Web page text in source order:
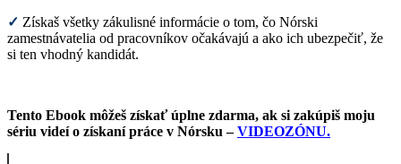
✓ Získaš všetky zákulisné informácie o tom, čo Nórski
zamestnávatelia od pracovníkov očakávajú a ako ich ubezpečiť, že
si ten vhodný kandidát.
Tento Ebook môžeš získať úplne zdarma, ak si zakúpiš moju
sériu videí o získaní práce v Nórsku – VIDEOZÓNU.